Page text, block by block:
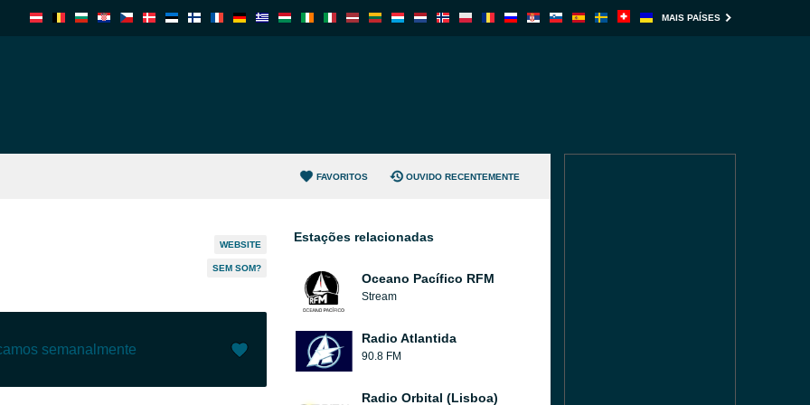
MAIS PAÍSES
FAVORITOS OUVIDO RECENTEMENTE
WEBSITE
SEM SOM?
semanalmente
Estações relacionadas
Oceano Pacífico RFM
Stream
Radio Atlantida
90.8 FM
Radio Orbital (Lisboa)